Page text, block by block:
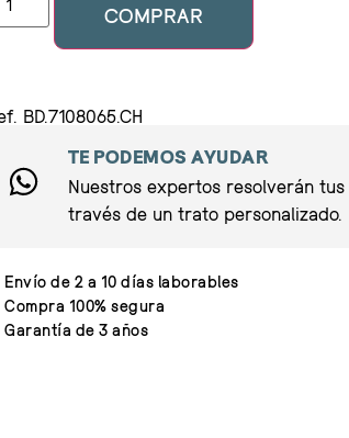
COMPRAR
BD.7108065.CH
TE PODEMOS AYUDAR
Nuestros expertos resolverán tus
través de un trato personalizado.
Envío de 2 a 10 días laborables
Compra 100% segura
Garantía de 3 años